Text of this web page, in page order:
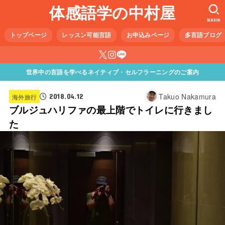
体感語学の中村屋
トップページ レッスン可能言語 お申込みページ 多言語ブログ
SEARCH
世界中の言語を学べるネイティブ・セルフラーニングのご案内
海外旅行 2018.04.12 Takuo Nakamura
ブルジュハリファの最上階でトイレに行きまし
た